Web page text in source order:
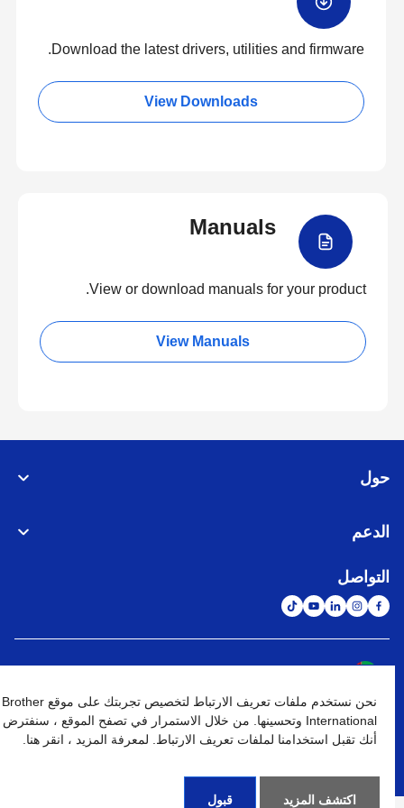
Download the latest drivers, utilities and firmware.
View Downloads
Manuals
View or download manuals for your product.
View Manuals
حول
الدعم
التواصل
نهج الخصوصية شروط الإستخدام خريطة الموقع الإنتقال إلى الموقع العالمي
نحن نستخدم ملفات تعريف الارتباط لتخصيص تجربتك على موقع Brother
International وتحسينها. من خلال الاستمرار في تصفح الموقع ، سنفترض
أنك تقبل استخدامنا لملفات تعريف الارتباط. لمعرفة المزيد ، انقر هنا.
اكتشف المزيد قبول